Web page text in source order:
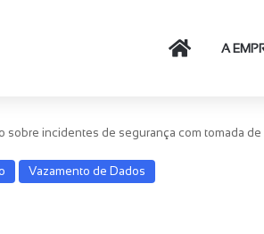
HOME
A
sobre incidentes de segurança com tomada
Vazamento de Dados